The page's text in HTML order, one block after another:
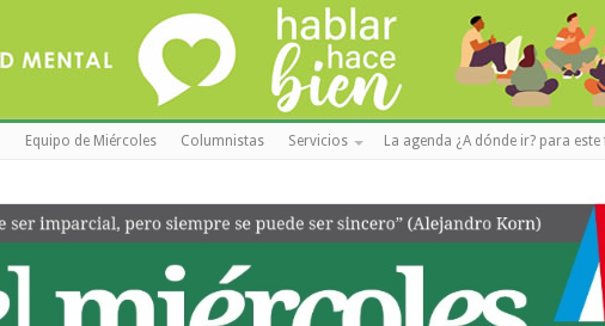
Equipo de Miércoles Columnistas Servicios La agenda ¿A dónde ir? para este